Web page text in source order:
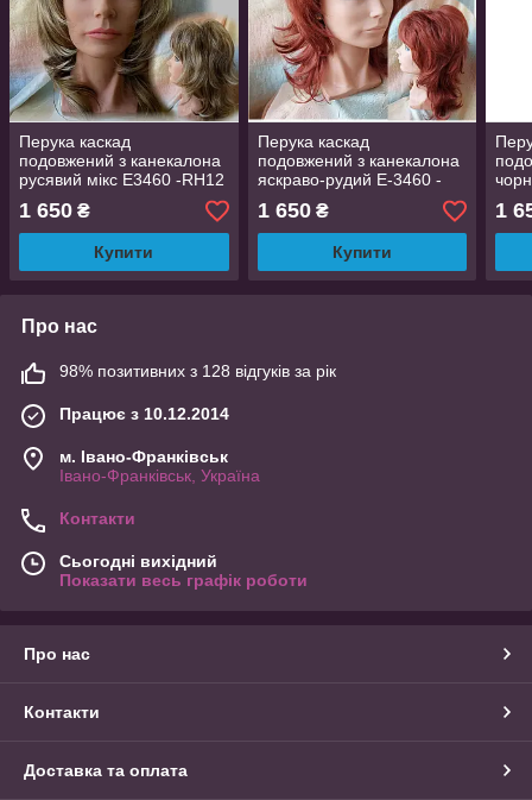
Перука каскад
подовжений з канекалона
русявий мікс E3460 -RH12
1 650 ₴
Купити
Перука каскад
подовжений з канекалона
яскраво-рудий Е-3460 -
R35
1 650₴
Купити
1
Про нас
98% позитивних з 128 відгуків за рік
Працює з 10.12.2014
м. Івано-Франківськ
Івано-Франківськ, Україна
Контакти
Сьогодні вихідний
Показати весь графік роботи
Про нас
Контакти
Доставка та оплата